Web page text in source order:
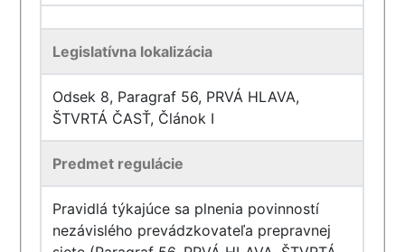
Legislatívna lokalizácia
Odsek 8, Paragraf 56, PRVÁ HLAVA,
ŠTVRTÁ ČASŤ, Článok I
Predmet regulácie
Pravidlá týkajúce sa plnenia povinností
nezávislého prevádzkovateľa prepravnej